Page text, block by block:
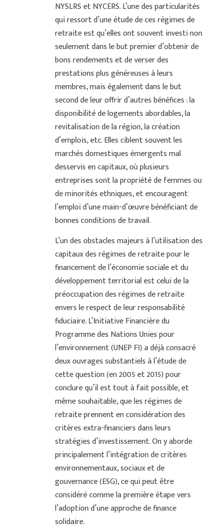
NYSLRS et NYCERS. L’une des particularités
qui ressort d’une étude de ces régimes de
retraite est qu’elles ont souvent investi non
seulement dans le but premier d’obtenir de
bons rendements et de verser des
prestations plus généreuses à leurs
membres, mais également dans le but
second de leur offrir d’autres bénéfices : la
disponibilité de logements abordables, la
revitalisation de la région, la création
d’emplois, etc. Elles ciblent souvent les
marchés domestiques émergents mal
desservis en capitaux, où plusieurs
entreprises sont la propriété de femmes ou
de minorités ethniques, et encouragent
l’emploi d’une main-d’œuvre bénéficiant de
bonnes conditions de travail.
L’un des obstacles majeurs à l’utilisation des
capitaux des régimes de retraite pour le
financement de l’économie sociale et du
développement territorial est celui de la
préoccupation des régimes de retraite
envers le respect de leur responsabilité
fiduciaire. L’Initiative Financière du
Programme des Nations Unies pour
l’environnement (UNEP FI) a déjà consacré
deux ouvrages substantiels à l’étude de
cette question (en 2005 et 2015) pour
conclure qu’il est tout à fait possible, et
même souhaitable, que les régimes de
retraite prennent en considération des
critères extra-financiers dans leurs
stratégies d’investissement. On y aborde
principalement l’intégration de critères
environnementaux, sociaux et de
gouvernance (ESG), ce qui peut être
considéré comme la première étape vers
l’adoption d’une approche de finance
solidaire.